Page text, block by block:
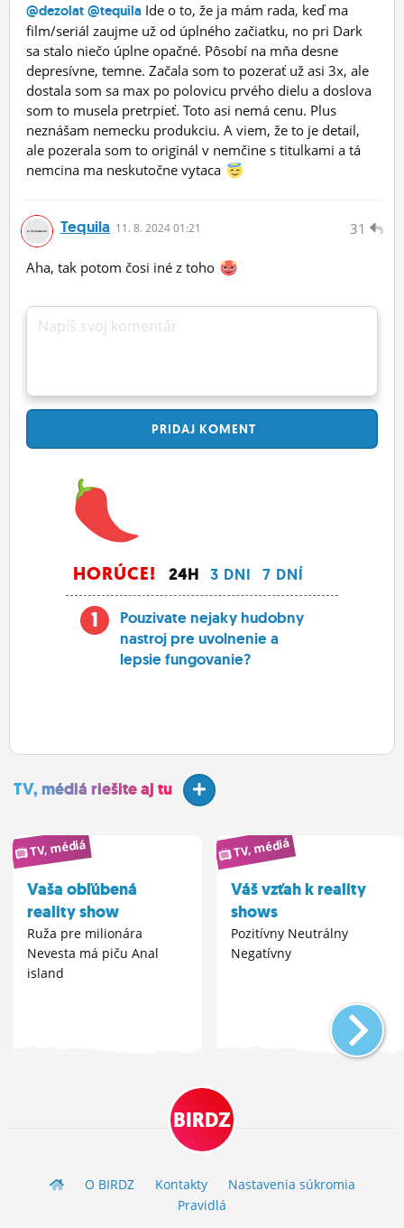
@dezolat @tequila Ide o to, že ja mám rada, keď ma
film/seriál zaujme už od úplného začiatku, no pri Dark
sa stalo niečo úplne opačné. Pôsobí na mňa desne
depresívne, temne. Začala som to pozerať už asi 3x, ale
dostala som sa max po polovicu prvého dielu a doslova
som to musela pretrpieť. Toto asi nemá cenu. Plus
neznášam nemecku produkciu. A viem, že to je detail,
ale pozerala som to originál v nemčine s titulkami a tá
nemcina ma neskutočne vytaca
31
Tequila 11. 8. 2024 01:21
Aha, tak potom čosi iné z toho
Napíš svoj komentár
PRIDAJ KOMENT
HORÚCE! 24H 3 DNI 7 DNÍ
1
Pouzivate nejaky hudobny
nastroj pre uvolnenie a
lepsie fungovanie?
TV, médiá riešite aj tu
TV, médiá
Vaša obľúbená
reality show
Ruža pre milionára
Nevesta má piču Anal
island
TV, médiá
Váš vzťah k reality
shows
Pozitívny Neutrálny
Negatívny
BIRDZ
O BIRDZ Kontakty
Nastavenia súkromia
Pravidlá